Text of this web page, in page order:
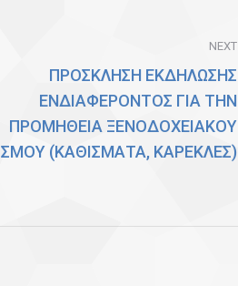
NEXT
ΠΡΟΣΚΛΗΣΗ ΕΚΔΗΛΩΣΗΣ
ΕΝΔΙΑΦΕΡΟΝΤΟΣ ΓΙΑ ΤΗΝ
ΠΡΟΜΗΘΕΙΑ ΞΕΝΟΔΟΧΕΙΑΚΟΥ
(ΚΑΘΙΣΜΑΤΑ, ΚΑΡΕΚΛΕΣ)